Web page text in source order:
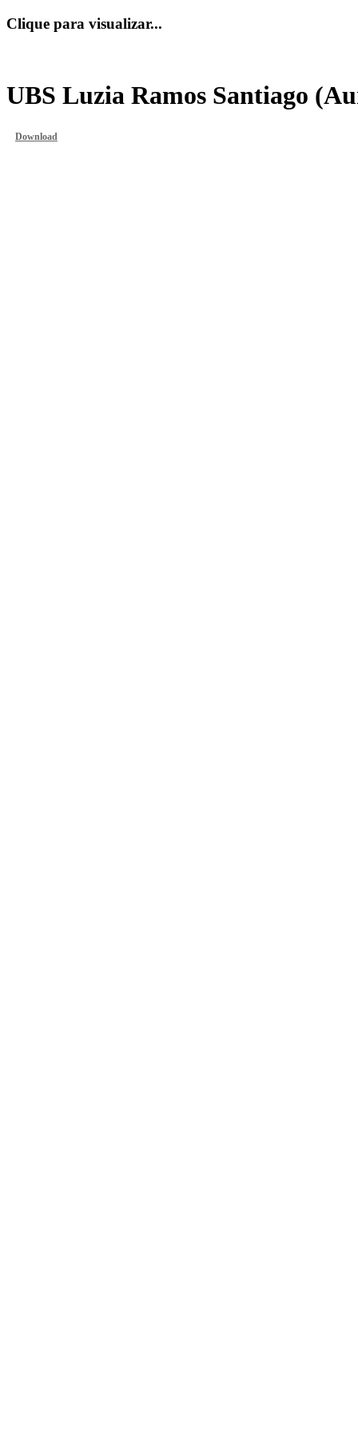
Clique para visualizar...
UBS Luzia Ramos Santiago
Download